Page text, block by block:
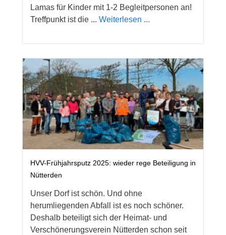
Lamas für Kinder mit 1-2 Begleitpersonen an!
Treffpunkt ist die ... Weiterlesen ...
HVV-Frühjahrsputz 2025: wieder rege Beteiligung in
Nütterden
Unser Dorf ist schön. Und ohne
herumliegenden Abfall ist es noch schöner.
Deshalb beteiligt sich der Heimat- und
Verschönerungsverein Nütterden schon seit